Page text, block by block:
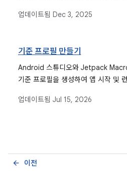
업데이트됨 Dec 3, 2025
기준 프로필 만들기
Android 스튜디오와 Jetpack
기준 프로필을 생성하여 앱 시작 및
업데이트됨 Jul 15, 2026
이전
arrow_back